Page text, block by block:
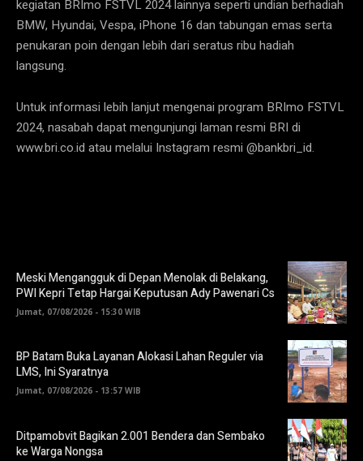
kegiatan BRImo FSTVL 2024 lainnya seperti undian berhadiah
BMW, Hyundai, Vespa, iPhone 16 dan tabungan emas serta
penukaran poin dengan lebih dari seratus ribu hadiah
langsung.
Untuk informasi lebih lanjut mengenai program BRImo FSTVL
2024, nasabah dapat mengunjungi laman resmi BRI di
www.bri.co.id atau melalui Instagram resmi @bankbri_id.
Meski Mengangguk di Depan Menolak di Belakang,
PWI Kepri Tetap Hargai Keputusan Ady Pawenari Cs
Jumat, 07/08/2026 - 15:30 WIB
BP Batam Buka Layanan Alokasi Lahan Reguler via
LMS, Ini Syaratnya
Jumat, 07/08/2026 - 13:57 WIB
Ditpamobvit Bagikan 2.001 Bendera dan Sembako
ke Warga Nongsa